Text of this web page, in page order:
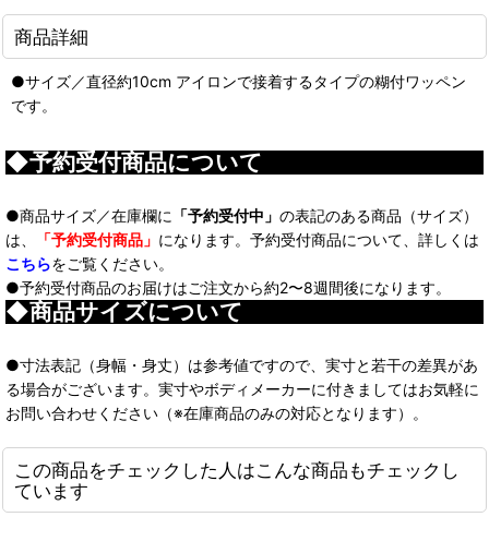
商品詳細
●サイズ／直径約10cm アイロンで接着するタイプの糊付ワッペン
です。
◆予約受付商品について
●商品サイズ／在庫欄に 「予約受付中」 の表記のある商品（サイズ）
は、
「予約受付商品」 になります。予約受付商品について、詳しくは
こちらをご覧ください。
●予約受付商品のお届けはご注文から約2〜8週間後になります。
◆商品サイズについて
●寸法表記（身幅・身丈）は参考値ですので、実寸と若干の差異があ
る場合がございます。実寸やボディメーカーに付きましてはお気軽に
お問い合わせください（※在庫商品のみの対応となります）。
この商品をチェックした人はこんな商品もチェックし
ています